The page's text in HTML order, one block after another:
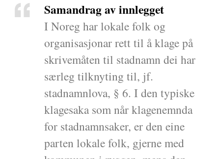
Samandrag av innlegget
I Noreg har lokale folk og
organisasjonar rett til å klage på
skrivemåten til stadnamn dei har
særleg tilknyting til, jf.
stadnamnlova, § 6. I den typiske
klagesaka som når klagenemnda
for stadnamnsaker, er den eine
parten lokale folk, gjerne med